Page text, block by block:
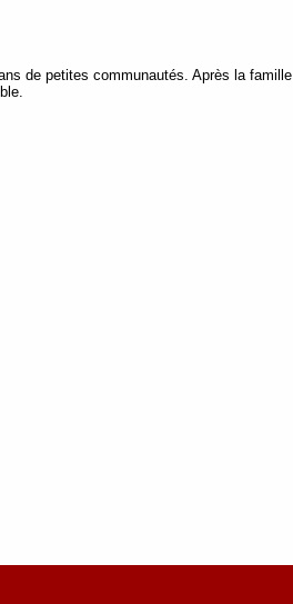
de petites communautés. Après la famille